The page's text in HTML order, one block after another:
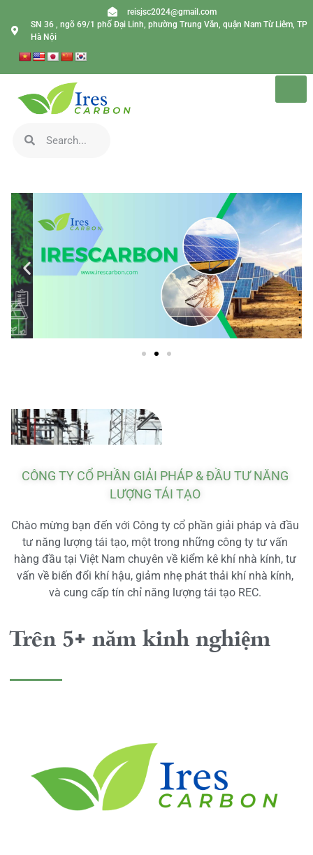
reisjsc2024@gmail.com
SN 36 , ngõ 69/1 phố Đại Linh, phường Trung Văn, quận Nam Từ Liêm, TP
Hà Nội
CÔNG TY CỔ PHẦN GIẢI PHÁP & ĐẦU TƯ NĂNG
LƯỢNG TÁI TẠO
Chào mừng bạn đến với Công ty cổ phần giải pháp và đầu
tư năng lượng tái tạo, một trong những công ty tư vấn
hàng đầu tại Việt Nam chuyên về kiểm kê khí nhà kính, tư
vấn về biến đổi khí hậu, giảm nhẹ phát thải khí nhà kính,
và cung cấp tín chỉ năng lượng tái tạo REC.
Trên 5+ năm kinh nghiệm